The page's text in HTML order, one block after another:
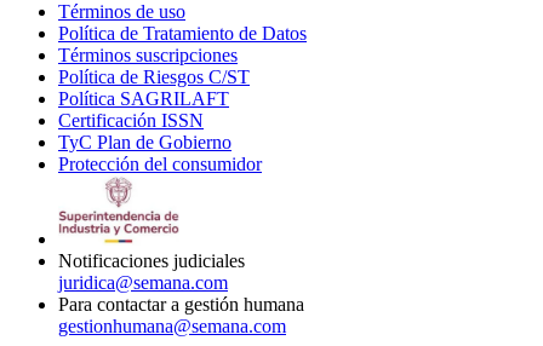
Términos de uso
in
new
window
Política de Tratamiento de Datos
Términos suscripciones
in
Política de Riesgos C/ST
Política SAGRILAFT
new
window
Certificación ISSN
in
new
TyC Plan de Gobierno
in
Protección del consumidorOpens
Notificaciones judiciales
juridica@semana.com
Para contactar a gestión humana
gestionhumana@semana.com